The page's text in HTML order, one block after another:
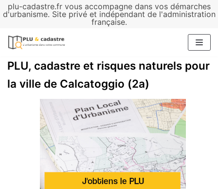
plu-cadastre.fr vous accompagne dans vos démarches
d'urbanisme. Site privé et indépendant de l'administration
française.
Aller
contenu
PLU, cadastre et risques naturels pour
la ville de Calcatoggio (2a)